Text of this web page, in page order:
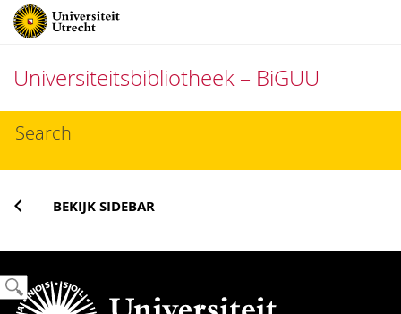
Universiteitsbibliotheek – BiGUU
naarSearch
BEKIJK SIDEBAR